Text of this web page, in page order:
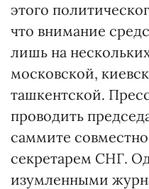
этого
что внимание
лишь на
московской,
ташкентской.
проводить
саммите
секретарем СНГ.
изумленными